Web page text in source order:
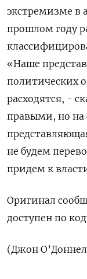
экстремизме в
прошлом году
«Наше
политических
расходятся, -
правыми, но
не будем
придем ‌к
Оригинал
доступен по
(Джон